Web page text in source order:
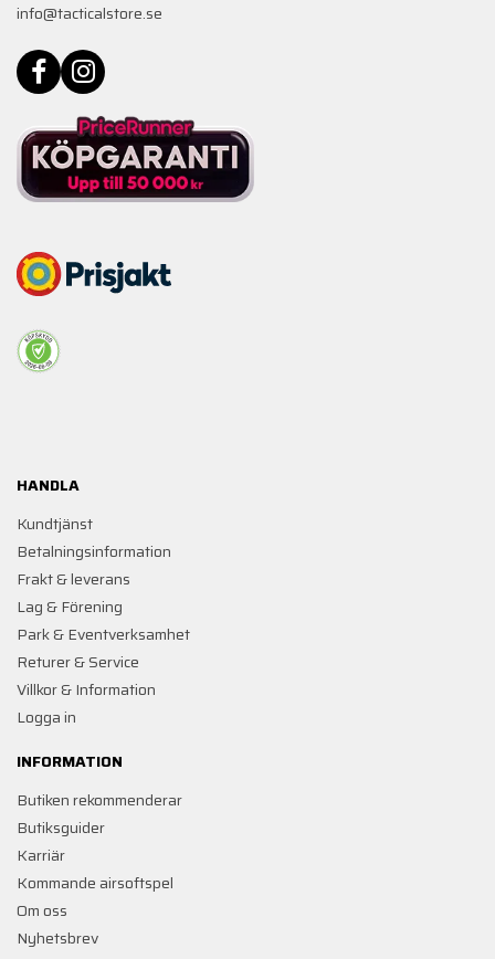
info@tacticalstore.se
HANDLA
Kundtjänst
Betalningsinformation
Frakt & leverans
Lag & Förening
Park & Eventverksamhet
Returer & Service
Villkor & Information
Logga in
INFORMATION
Butiken rekommenderar
Butiksguider
Karriär
Kommande airsoftspel
Om oss
Nyhetsbrev